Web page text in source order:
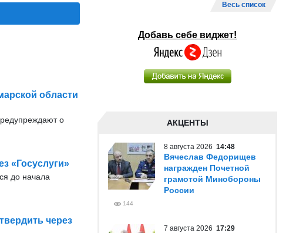
области
о
«Госуслуги»
до начала
через
Весь список
Добавь себе виджет!
АКЦЕНТЫ
8 августа 2026 14:48
Вячеслав Федорищев
награжден Почетной
грамотой Минобороны
России
144
7 августа 2026 17:29